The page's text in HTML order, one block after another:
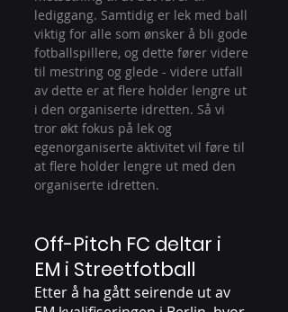
lediggang. Samtidig er lek med ball
viktig for alle som ønsker å bli gode
fotballspillere, og dette fører videre
til mestring og glede - videre utfall
av dette er at flere holder lengre ut
i den organiserte idretten. Så vi
tror økt fokus på lek og
egenorganiserte aktivitet vil føre til
at flere holder lengre ut med den
organiserte idretten.
Off-Pitch FC deltar i
EM i Streetfotball
Etter å ha gått seirende ut av